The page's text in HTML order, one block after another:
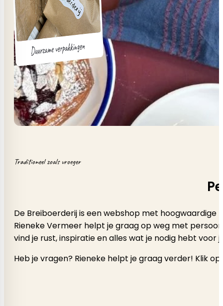
Traditioneel zoals vroeger
De Breiboerderij is een webshop met
Rieneke Vermeer helpt je graag op weg met
vind je rust, inspiratie en alles wat je nodig hebt voor
Heb je vragen? Rieneke helpt je graag verder! Klik